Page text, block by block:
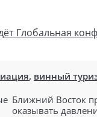
Глобальная
, винный
Ближний Восток
оказывать